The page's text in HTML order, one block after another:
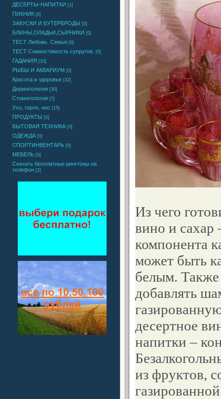
ДЕСЕРТЫ-НАПИТКИ [1]
ПИКНИК [0]
ЗАКУСКИ И БУТЕРБРОДЫ [0]
БЛИНЫ,ОЛАДЬИ,СЫРНИКИ [0]
ТЕСТ Любовь. Семья [0]
ТЕСТ Совместимость супругов. [0]
ГАДАНИЯ [10]
РЫБЫ И АКВАРИУМ [0]
Красота и здоровье [32]
Дерматология [30]
Стоматология [7]
Ухо, горло, нос [15]
ПРОДУКТЫ [0]
БЫТОВАЯ ТЕХНИКА [0]
ОДЕЖДА [0]
СПОРТИНВЕНТАРЬ [0]
МЕБЕЛЬ [0]
Cкачать бесплатные рингтоны на
телефон [2]
Из чего
вино и сахар
компонента
может быть
белым. Также
добавлять
десертное
напитки –
из фруктов,